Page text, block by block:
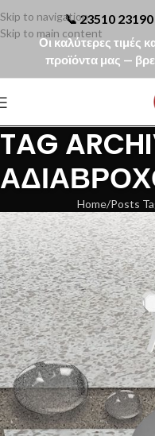
📞23510 23190
Οι καλύτερες τιμές
προϊόντα μας —
Skip to navigation
Skip to main content
TAG
Home Posts